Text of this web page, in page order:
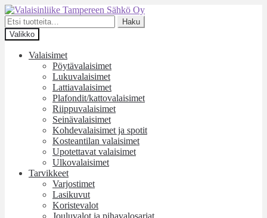
Siirry
navigointiin
Siirry
sisältöön
Etsi:
Haku
Valikko
Valaisimet
Pöytävalaisimet
Lukuvalaisimet
Lattiavalaisimet
Plafondit/kattovalaisimet
Riippuvalaisimet
Seinävalaisimet
Kohdevalaisimet ja spotit
Kosteantilan valaisimet
Upotettavat valaisimet
Ulkovalaisimet
Tarvikkeet
Varjostimet
Lasikuvut
Koristevalot
Jouluvalot ja pihavalosarjat